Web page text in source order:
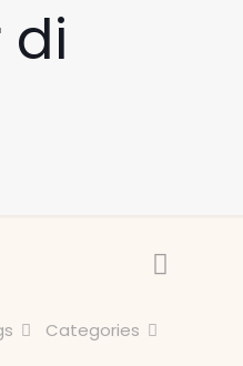
di
Categories